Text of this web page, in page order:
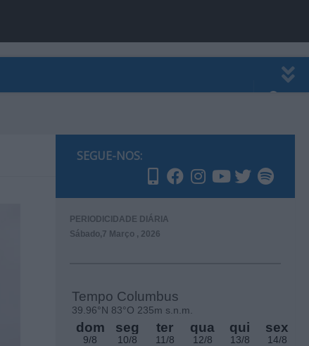
SEGUE-NOS:
PERIODICIDADE DIÁRIA
Sábado,7 Março , 2026